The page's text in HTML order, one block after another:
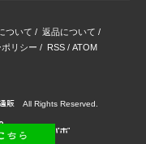
ついて / 返品について /
リシー / RSS / ATOM
販 All Rights Reserved.